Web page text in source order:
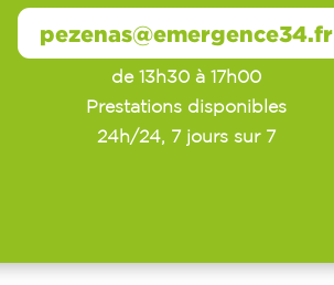
9h00 à 12h30 et
de 13h30 à 17h00
Prestations disponibles
24h/24, 7 jours sur 7
pezenas@emergence34.fr